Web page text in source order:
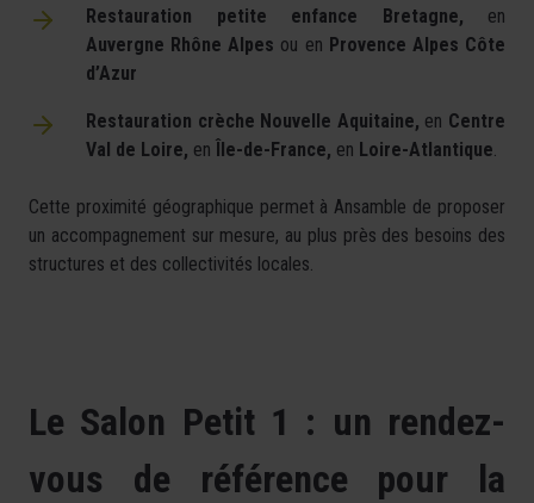
Restauration petite enfance Bretagne, en
Auvergne Rhône Alpes ou en Provence Alpes Côte
d’Azur
Restauration crèche Nouvelle Aquitaine, en Centre
Val de Loire, en Île-de-France, en Loire-Atlantique.
Cette proximité géographique permet à Ansamble de proposer
un accompagnement sur mesure, au plus près des besoins des
structures et des collectivités locales.
Le Salon Petit 1 : un rendez-
vous de référence pour la